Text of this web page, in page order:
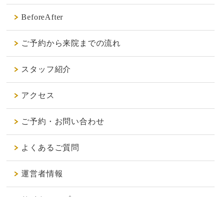
BeforeAfter
ご予約から来院までの流れ
スタッフ紹介
アクセス
ご予約・お問い合わせ
よくあるご質問
運営者情報